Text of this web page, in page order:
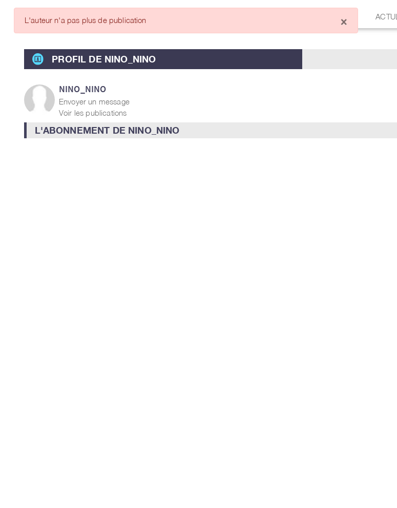
ARTICLES DES MEMBRES
PROFIL DE NINO_NINO
NINO_NINO
Envoyer un message
Voir les publications
L'ABONNEMENT DE NINO_NINO
L'auteur n'a pas plus de publication ×